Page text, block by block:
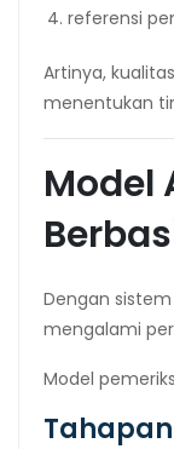
referensi
Artinya,
menentukan
Model
Dengan
mengalami
Model